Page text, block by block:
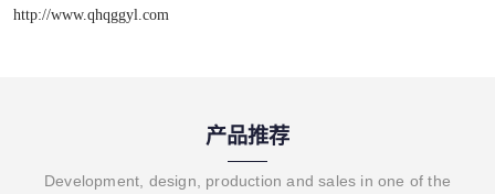
http://www.qhqggyl.com
产品推荐
Development, design, production and sales in one of the